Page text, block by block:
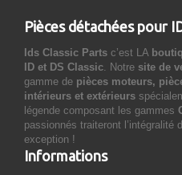
Pièces détachées pour
Ids Classic Parts c’est LA
ID et DS Classic. Notre site de
gamme de pièces moteurs,
intérieurs et extérieurs
légende composant les gammes
passionnés traiteront l’intégralité
exception !
Informations